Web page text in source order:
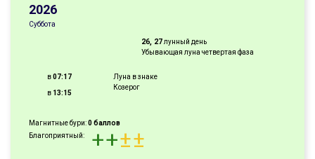
2026
Суббота
26, 27лунный день
Убывающая луна четвертая фаза
в07:17
в 13:15
Луна в знаке
Козерог
Магнитные бури:0 баллов
Благоприятный:
++±±